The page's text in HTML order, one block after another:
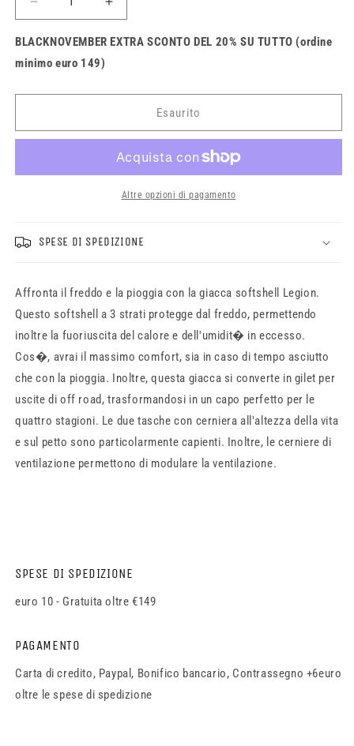
Diminuisci
quantità
per
Giacca
Legion
Aumenta
quantità
per
Legion
Softshell
BLACKNOVEMBER EXTRA SCONTO DEL 20% SU TUTTO (ordine
minimo euro 149)
Esaurito
Altre opzioni di pagamento
SPESE DI SPEDIZIONE
Affronta il freddo e la pioggia con la giacca softshell Legion.
Questo softshell a 3 strati protegge dal freddo, permettendo
inoltre la fuoriuscita del calore e dell'umidit� in eccesso.
Cos�, avrai il massimo comfort, sia in caso di tempo asciutto
che con la pioggia. Inoltre, questa giacca si converte in gilet per
uscite di off road, trasformandosi in un capo perfetto per le
quattro stagioni. Le due tasche con cerniera all'altezza della vita
e sul petto sono particolarmente capienti. Inoltre, le cerniere di
ventilazione permettono di modulare la ventilazione.
SPESE DI SPEDIZIONE
euro 10 - Gratuita oltre €149
PAGAMENTO
Carta di credito, Paypal, Bonifico bancario, Contrassegno +6euro
oltre le spese di spedizione